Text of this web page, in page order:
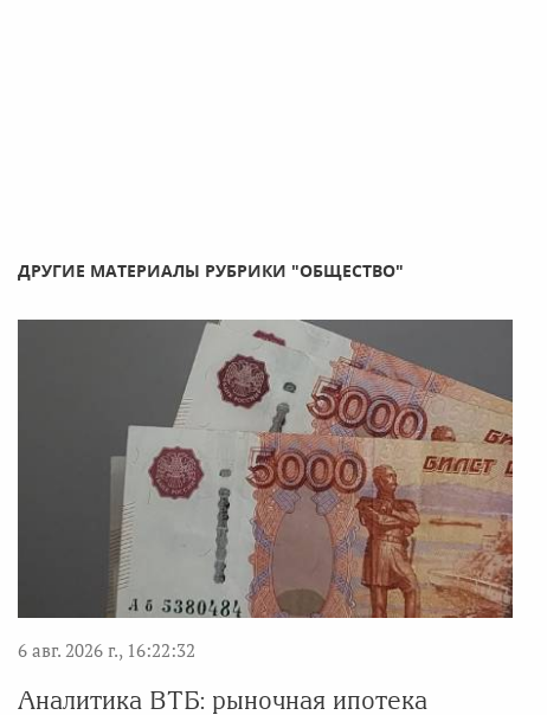
ДРУГИЕ МАТЕРИАЛЫ РУБРИКИ "ОБЩЕСТВО"
6 авг. 2026 г., 16:22:32
Аналитика ВТБ: рыночная ипотека